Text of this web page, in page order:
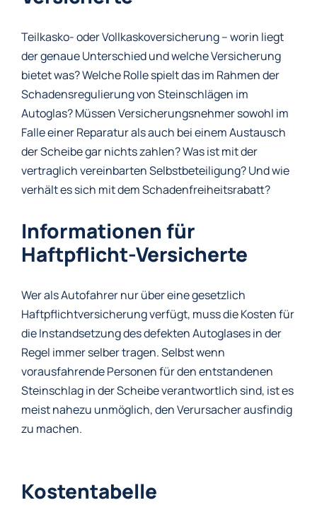
Teilkasko- oder Vollkaskoversicherung – worin liegt
der genaue Unterschied und welche Versicherung
bietet was? Welche Rolle spielt das im Rahmen der
Schadensregulierung von Steinschlägen im
Autoglas? Müssen Versicherungsnehmer sowohl im
Falle einer Reparatur als auch bei einem Austausch
der Scheibe gar nichts zahlen? Was ist mit der
vertraglich vereinbarten Selbstbeteiligung? Und wie
verhält es sich mit dem Schadenfreiheitsrabatt?
Informationen für
Haftpflicht-Versicherte
Wer als Autofahrer nur über eine gesetzlich
Haftpflichtversicherung verfügt, muss die Kosten für
die Instandsetzung des defekten Autoglases in der
Regel immer selber tragen. Selbst wenn
vorausfahrende Personen für den entstandenen
Steinschlag in der Scheibe verantwortlich sind, ist es
meist nahezu unmöglich, den Verursacher ausfindig
zu machen.
Kostentabelle